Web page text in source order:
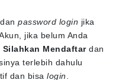
dan password login jika
jika belum Anda
Silahkan Mendaftardan
terlebih dahulu
dan bisa login